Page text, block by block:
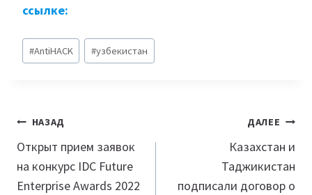
ссылке:
Метки
записи:
#AntiHACK #узбекистан
Навигация
по
записям
НАЗАД
Открыт прием заявок
на конкурс IDC Future
Enterprise Awards 2022
ДАЛЕЕ
Казахстан и
Таджикистан
подписали договор о